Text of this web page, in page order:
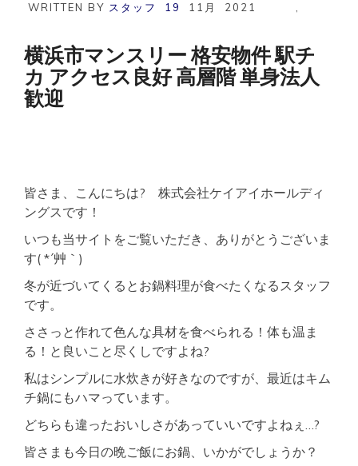
ン
リ
ー
戸
塚
ス
良
立
生
に
す
す
WRITTEN BY スタッフ 19 11月 ,
2021
横浜市マンスリー 格安物件 駅チ
カ アクセス良好 高層階 単身法人
歓迎
皆さま、こんにちは? 株式会社ケイアイホールディ
ングスです！
いつも当サイトをご覧いただき、ありがとうございま
す( *´艸｀)
冬が近づいてくるとお鍋料理が食べたくなるスタッフ
です。
ささっと作れて色んな具材を食べられる！体も温ま
る！と良いこと尽くしですよね?
私はシンプルに水炊きが好きなのですが、最近はキム
チ鍋にもハマっています。
どちらも違ったおいしさがあっていいですよねぇ…?
皆さまも今日の晩ご飯にお鍋、いかがでしょうか？